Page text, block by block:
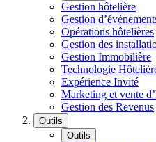
Gestion hôtelière
Gestion
Opérations hôtelières
Gestion des
Gestion Immobilière
Technologie
Expérience Invité
Marketing et vente
Gestion des Revenus
Outils
Outils